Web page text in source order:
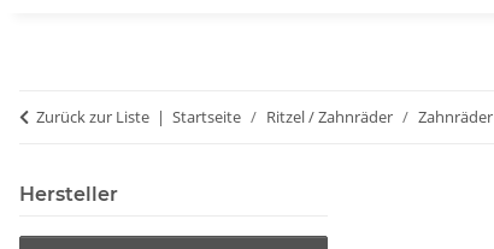
Zurück zur Liste Startseite Ritzel / Zahnräder Zahnräder
Hersteller